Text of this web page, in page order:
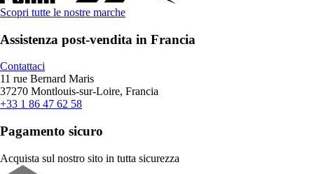
Scopri tutte le nostre marche
Assistenza post-vendita in Francia
Contattaci
11 rue Bernard Maris
37270 Montlouis-sur-Loire, Francia
+33 1 86 47 62 58
Pagamento sicuro
Acquista sul nostro sito in tutta sicurezza